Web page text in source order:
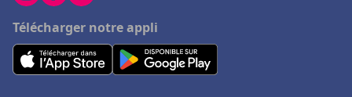
Télécharger notre appli